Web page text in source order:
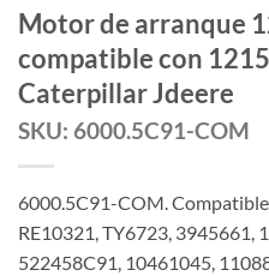
Motor de arranque
compatible con
Caterpillar Jdeere
SKU: 6000.5C91-COM
6000.5C91-COM.
RE10321, TY6723, 3945661,
522458C91, 10461045,